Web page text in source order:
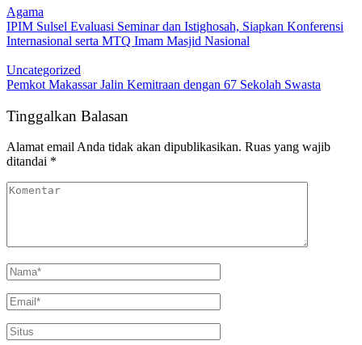
Agama
IPIM Sulsel Evaluasi Seminar dan Istighosah, Siapkan Konferensi
Internasional serta MTQ Imam Masjid Nasional
Uncategorized
Pemkot Makassar Jalin Kemitraan dengan 67 Sekolah Swasta
Tinggalkan Balasan
Alamat email Anda tidak akan dipublikasikan. Ruas yang wajib
ditandai *